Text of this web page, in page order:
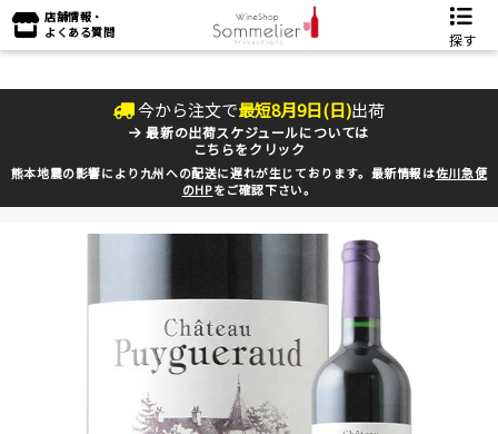
店舗情報・
よくある質問
探す
今から注文で最短8月9日(日)出荷
最新の出荷スケジュールについては
こちらをクリック
熊本地震の影響により九州への配送に遅れが生じております。最新情報は佐川急便
のHPをご確認下さい。